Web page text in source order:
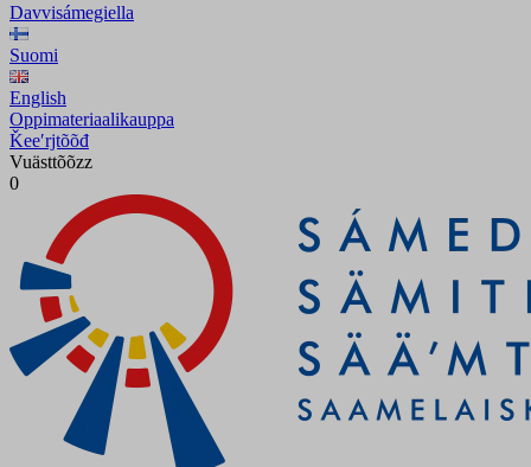
Davvisámegiella
Suomi
English
Oppimateriaalikauppa
Ǩeeʹrjtõõđ
Vuästtõõzz
0